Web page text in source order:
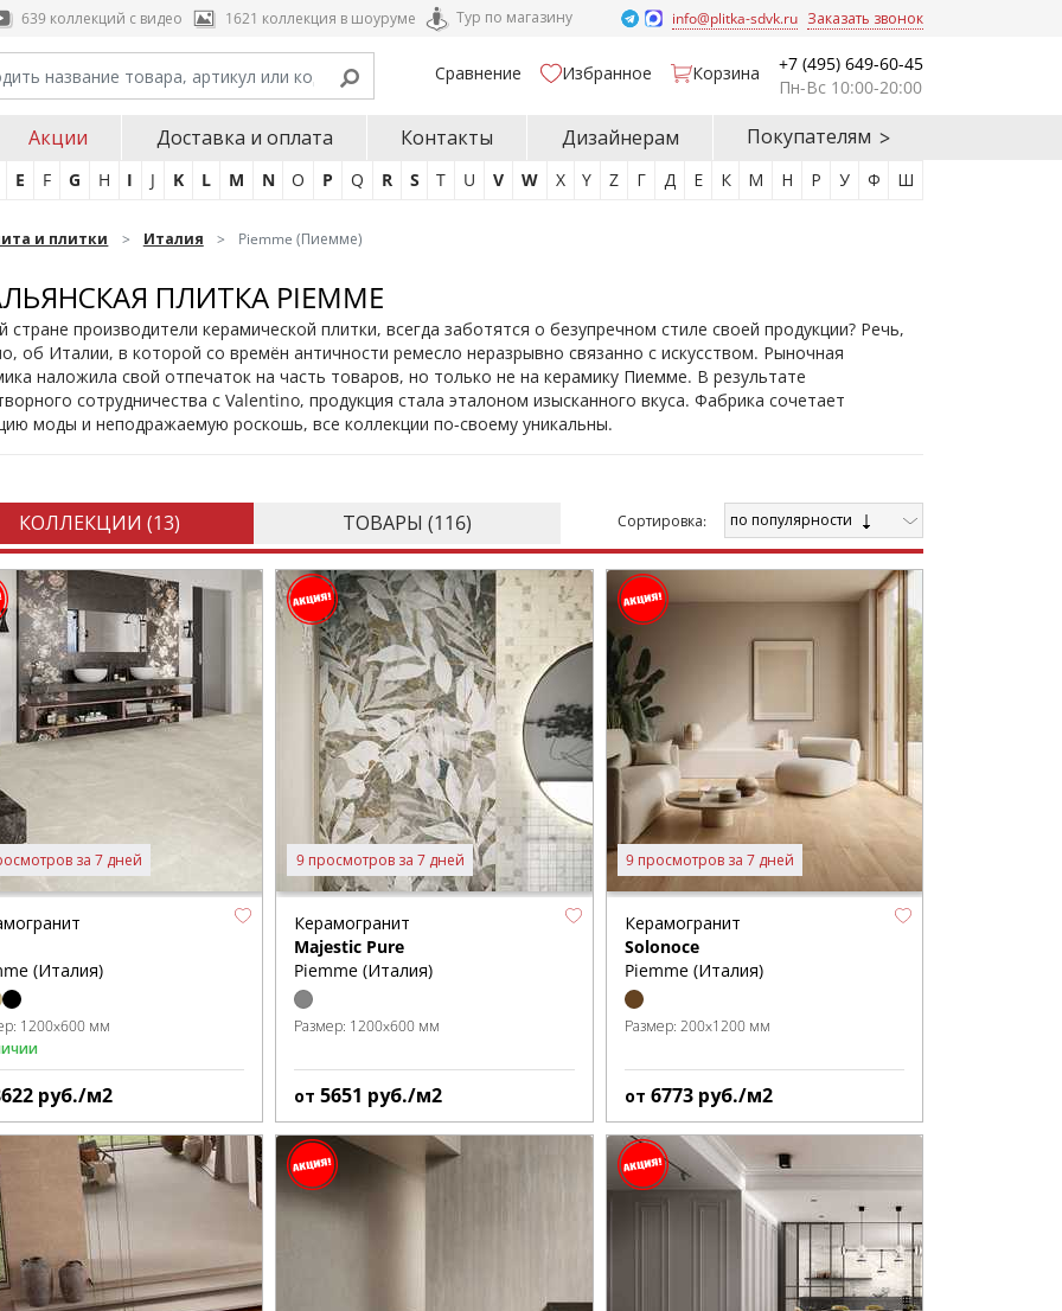
639 коллекций с видео 1621 коллекция в шоуруме Тур по магазину info@plitka-sdvk.ru Заказать звонок
Сравнение Избранное Корзина
+7 (495) 649-60-45
Пн-Вс 10:00-20:00
Акции Доставка и оплата Контакты Дизайнерам Покупателям
E F G H I J K L M N O P Q R S T U V W X Y Z Г Д Е К М Н Р У Ф Ш
и плитки Италия Piemme (Пиемме)
ПЛИТКА PIEMME
стране производители керамической плитки, всегда заботятся о безупречном стиле своей продукции? Речь,
об Италии, в которой со времён античности ремесло неразрывно связанно с искусством. Рыночная
наложила свой отпечаток на часть товаров, но только не на керамику Пиемме. В результате
сотрудничества с Valentino, продукция стала эталоном изысканного вкуса. Фабрика сочетает
моды и неподражаемую роскошь, все коллекции по-своему уникальны.
КОЛЛЕКЦИИ (13) ТОВАРЫ (116) Cортировка: по популярности
за 7 дней
(Италия)
1200x600 мм
руб./м2
9 просмотров за 7 дней
Керамогранит
Majestic Pure
Piemme (Италия)
Размер: 1200x600 мм
от5651 руб./м2
9 просмотров за 7 дней
Керамогранит
Solonoce
Piemme (Италия)
Размер: 200x1200 мм
от 6773 руб./м2